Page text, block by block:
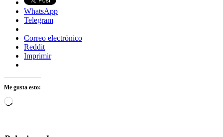
WhatsApp
Telegram
Correo electrónico
Reddit
Imprimir
Me gusta esto:
Cargando...